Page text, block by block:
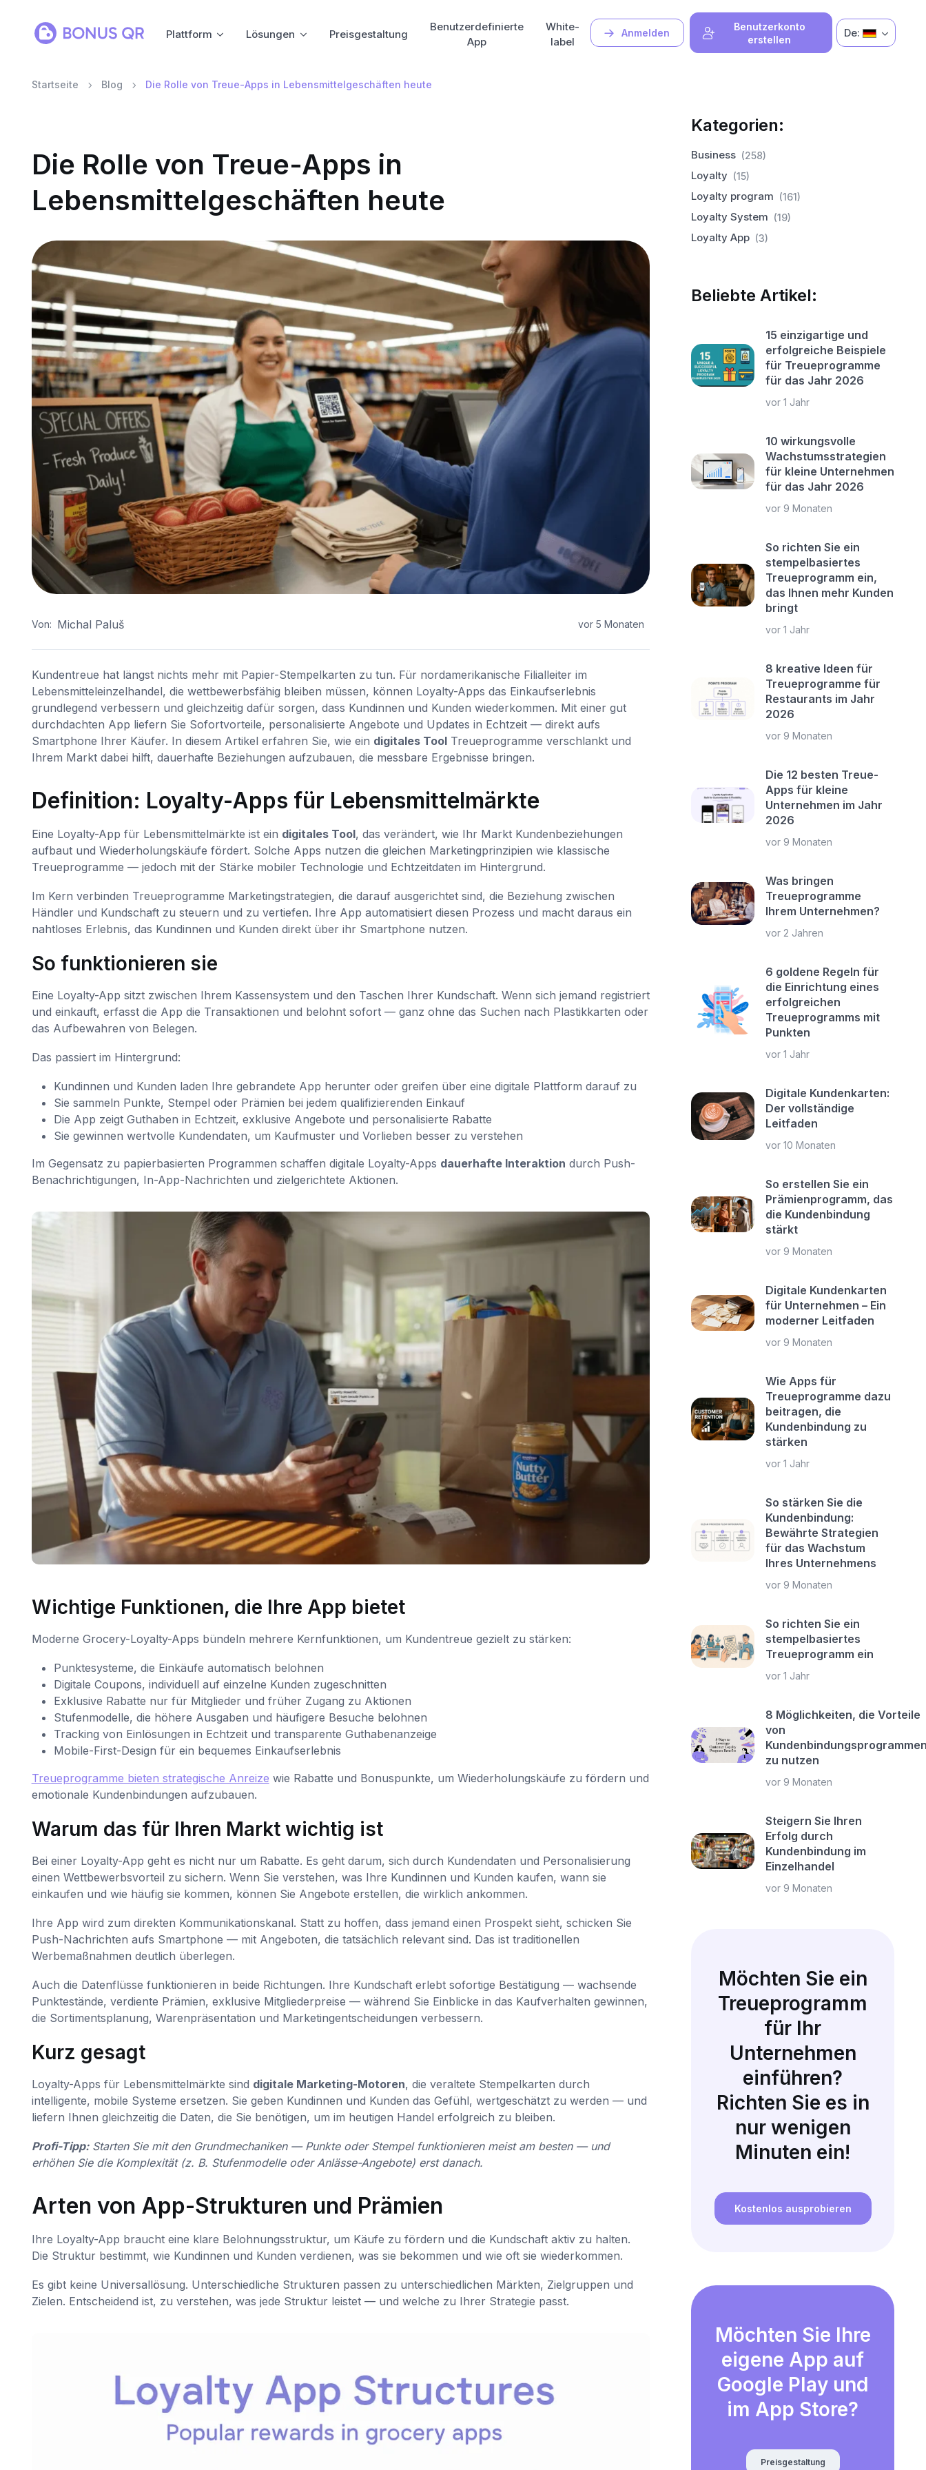
Anmelden
Benutzerkonto
erstellen
Plattform Lösungen Preisgestaltung
Benutzerdefinierte
App
White-
label
De:
Startseite Blog Die Rolle von Treue-Apps in Lebensmittelgeschäften heute
Die Rolle von Treue-Apps in
Lebensmittelgeschäften heute
Von: Michal Paluš vor 5 Monaten
Kundentreue hat längst nichts mehr mit Papier-Stempelkarten zu tun. Für nordamerikanische Filialleiter im
Lebensmitteleinzelhandel, die wettbewerbsfähig bleiben müssen, können Loyalty-Apps das Einkaufserlebnis
grundlegend verbessern und gleichzeitig dafür sorgen, dass Kundinnen und Kunden wiederkommen. Mit einer gut
durchdachten App liefern Sie Sofortvorteile, personalisierte Angebote und Updates in Echtzeit — direkt aufs
Smartphone Ihrer Käufer. In diesem Artikel erfahren Sie, wie ein digitales ToolTreueprogramme verschlankt und
Ihrem Markt dabei hilft, dauerhafte Beziehungen aufzubauen, die messbare Ergebnisse bringen.
Definition: Loyalty-Apps für Lebensmittelmärkte
Eine Loyalty-App für Lebensmittelmärkte ist ein digitales Tool, das verändert, wie Ihr Markt Kundenbeziehungen
aufbaut und Wiederholungskäufe fördert. Solche Apps nutzen die gleichen Marketingprinzipien wie klassische
Treueprogramme — jedoch mit der Stärke mobiler Technologie und Echtzeitdaten im Hintergrund.
Im Kern verbinden Treueprogramme Marketingstrategien, die darauf ausgerichtet sind, die Beziehung zwischen
Händler und Kundschaft zu steuern und zu vertiefen. Ihre App automatisiert diesen Prozess und macht daraus ein
nahtloses Erlebnis, das Kundinnen und Kunden direkt über ihr Smartphone nutzen.
So funktionieren sie
Eine Loyalty-App sitzt zwischen Ihrem Kassensystem und den Taschen Ihrer Kundschaft. Wenn sich jemand registriert
und einkauft, erfasst die App die Transaktionen und belohnt sofort — ganz ohne das Suchen nach Plastikkarten oder
das Aufbewahren von Belegen.
Das passiert im Hintergrund:
Kundinnen und Kunden laden Ihre gebrandete App herunter oder greifen über eine digitale Plattform darauf zu
Sie sammeln Punkte, Stempel oder Prämien bei jedem qualifizierenden Einkauf
Die App zeigt Guthaben in Echtzeit, exklusive Angebote und personalisierte Rabatte
Sie gewinnen wertvolle Kundendaten, um Kaufmuster und Vorlieben besser zu verstehen
Im Gegensatz zu papierbasierten Programmen schaffen digitale Loyalty-Apps dauerhafte Interaktion durch Push-
Benachrichtigungen, In-App-Nachrichten und zielgerichtete Aktionen.
Wichtige Funktionen, die Ihre App bietet
Moderne Grocery-Loyalty-Apps bündeln mehrere Kernfunktionen, um Kundentreue gezielt zu stärken:
Punktesysteme, die Einkäufe automatisch belohnen
Digitale Coupons, individuell auf einzelne Kunden zugeschnitten
Exklusive Rabatte nur für Mitglieder und früher Zugang zu Aktionen
Stufenmodelle, die höhere Ausgaben und häufigere Besuche belohnen
Tracking von Einlösungen in Echtzeit und transparente Guthabenanzeige
Mobile-First-Design für ein bequemes Einkaufserlebnis
Treueprogramme bieten strategische Anreize wie Rabatte und Bonuspunkte, um Wiederholungskäufe zu fördern und
emotionale Kundenbindungen aufzubauen.
Warum das für Ihren Markt wichtig ist
Bei einer Loyalty-App geht es nicht nur um Rabatte. Es geht darum, sich durch Kundendaten und Personalisierung
einen Wettbewerbsvorteil zu sichern. Wenn Sie verstehen, was Ihre Kundinnen und Kunden kaufen, wann sie
einkaufen und wie häufig sie kommen, können Sie Angebote erstellen, die wirklich ankommen.
Ihre App wird zum direkten Kommunikationskanal. Statt zu hoffen, dass jemand einen Prospekt sieht, schicken Sie
Push-Nachrichten aufs Smartphone — mit Angeboten, die tatsächlich relevant sind. Das ist traditionellen
Werbemaßnahmen deutlich überlegen.
Auch die Datenflüsse funktionieren in beide Richtungen. Ihre Kundschaft erlebt sofortige Bestätigung — wachsende
Punktestände, verdiente Prämien, exklusive Mitgliederpreise — während Sie Einblicke in das Kaufverhalten gewinnen,
die Sortimentsplanung, Warenpräsentation und Marketingentscheidungen verbessern.
Kurz gesagt
Loyalty-Apps für Lebensmittelmärkte sind digitale Marketing-Motoren, die veraltete Stempelkarten durch
intelligente, mobile Systeme ersetzen. Sie geben Kundinnen und Kunden das Gefühl, wertgeschätzt zu werden — und
liefern Ihnen gleichzeitig die Daten, die Sie benötigen, um im heutigen Handel erfolgreich zu bleiben.
Profi-Tipp: Starten Sie mit den Grundmechaniken — Punkte oder Stempel funktionieren meist am besten — und
erhöhen Sie die Komplexität (z. B. Stufenmodelle oder Anlässe-Angebote) erst danach.
Arten von App-Strukturen und Prämien
Ihre Loyalty-App braucht eine klare Belohnungsstruktur, um Käufe zu fördern und die Kundschaft aktiv zu halten.
Die Struktur bestimmt, wie Kundinnen und Kunden verdienen, was sie bekommen und wie oft sie wiederkommen.
Es gibt keine Universallösung. Unterschiedliche Strukturen passen zu unterschiedlichen Märkten, Zielgruppen und
Zielen. Entscheidend ist, zu verstehen, was jede Struktur leistet — und welche zu Ihrer Strategie passt.
Kategorien:
Business (258)
Loyalty (15)
Loyalty program (161)
Loyalty System (19)
Loyalty App (3)
Beliebte Artikel:
15 einzigartige und
erfolgreiche Beispiele
für Treueprogramme
für das Jahr 2026
vor 1 Jahr
10 wirkungsvolle
Wachstumsstrategien
für kleine Unternehmen
für das Jahr 2026
vor 9 Monaten
So richten Sie ein
stempelbasiertes
Treueprogramm ein,
das Ihnen mehr Kunden
bringt
vor 1 Jahr
8 kreative Ideen für
Treueprogramme für
Restaurants im Jahr
2026
vor 9 Monaten
Die 12 besten Treue-
Apps für kleine
Unternehmen im Jahr
2026
vor 9 Monaten
Was bringen
Treueprogramme
Ihrem Unternehmen?
vor 2 Jahren
6 goldene Regeln für
die Einrichtung eines
erfolgreichen
Treueprogramms mit
Punkten
vor 1 Jahr
Digitale Kundenkarten:
Der vollständige
Leitfaden
vor 10 Monaten
So erstellen Sie ein
Prämienprogramm, das
die Kundenbindung
stärkt
vor 9 Monaten
Digitale Kundenkarten
für Unternehmen – Ein
moderner Leitfaden
vor 9 Monaten
Wie Apps für
Treueprogramme dazu
beitragen, die
Kundenbindung zu
stärken
vor 1 Jahr
So stärken Sie die
Kundenbindung:
Bewährte Strategien
für das Wachstum
Ihres Unternehmens
vor 9 Monaten
So richten Sie ein
stempelbasiertes
Treueprogramm ein
vor 1 Jahr
8 Möglichkeiten, die Vorteile
von
zu nutzen
vor 9 Monaten
Steigern Sie Ihren
Erfolg durch
Kundenbindung im
Einzelhandel
vor 9 Monaten
Möchten Sie ein
Treueprogramm
für Ihr
Unternehmen
einführen?
Richten Sie es in
nur wenigen
Minuten ein!
Kostenlos ausprobieren
Möchten Sie Ihre
eigene App auf
Google Play und
im App Store?
Preisgestaltung